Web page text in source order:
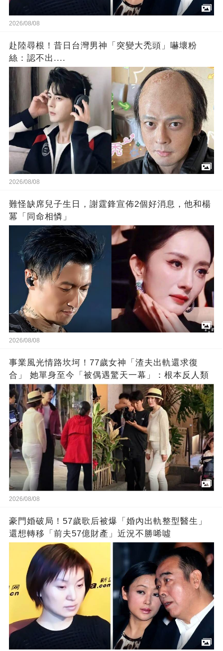
2026/08/08
赴陸尋根！昔日台灣男神「突變大禿頭」嚇壞粉
絲：認不出....
2026/08/08
難怪缺席兒子生日，謝霆鋒宣佈2個好消息，他和楊
冪「同命相憐」
2026/08/08
事業風光情路坎坷！77歲女神「渣夫出軌還求復
合」 她單身至今「被偶遇驚天一幕」：根本反人類
2026/08/08
豪門婚破局！57歲歌后被爆「婚內出軌整型醫生」
還想轉移「前夫57億財產」近況不勝唏噓